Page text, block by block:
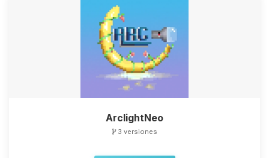
ArclightNeo
3 versiones